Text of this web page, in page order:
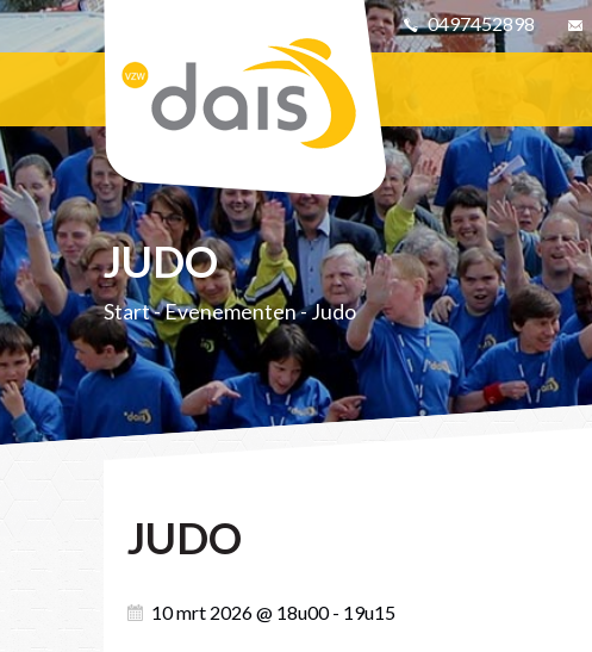
0497452898
JUDO
Start-Evenementen-Judo
JUDO
10 mrt 2026 @ 18u00 - 19u15